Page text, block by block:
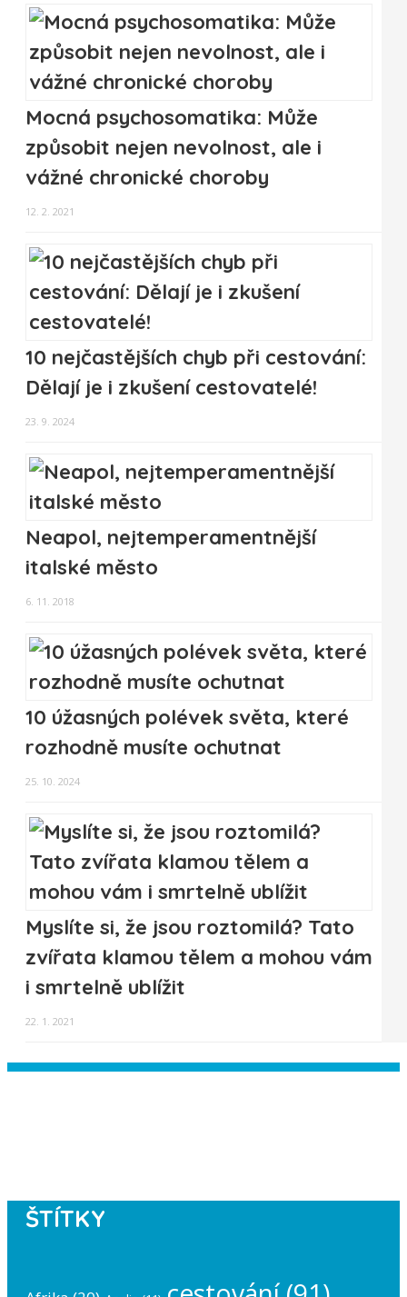
Mocná psychosomatika: Může
způsobit nejen nevolnost, ale i
vážné chronické choroby
12. 2. 2021
10 nejčastějších chyb při cestování:
Dělají je i zkušení cestovatelé!
23. 9. 2024
Neapol, nejtemperamentnější
italské město
6. 11. 2018
10 úžasných polévek světa, které
rozhodně musíte ochutnat
25. 10. 2024
Myslíte si, že jsou roztomilá? Tato
zvířata klamou tělem a mohou vám
i smrtelně ublížit
22. 1. 2021
ŠTÍTKY